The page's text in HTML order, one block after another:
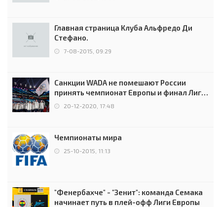
Главная страница Клуба Альфредо Ди
Стефано.
7-08-2015, 09:29
Санкции WADA не помешают России
принять чемпионат Европы и финал Лиги
чемпионов.
20-12-2020, 17:48
Чемпионаты мира
25-10-2015, 11:13
"Фенербахче" - "Зенит": команда Семака
начинает путь в плей-офф Лиги Европы